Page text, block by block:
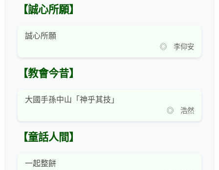
【誠心所願】
誠心所願
◎ 李仰安
【教會今昔】
大國手孫中山「神乎其技」
◎ 浩然
【童話人間】
一起整餅